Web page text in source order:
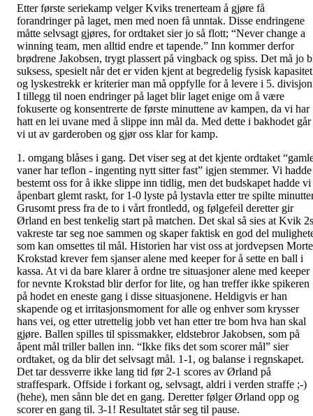
Etter første seriekamp velger Kviks trenerteam å gjøre få
forandringer på laget, men med noen få unntak. Disse endringene
måtte selvsagt gjøres, for ordtaket sier jo så flott; “Never change a
winning team, men alltid endre et tapende.” Inn kommer derfor
brødrene Jakobsen, trygt plassert på vingback og spiss. Det må jo
suksess, spesielt når det er viden kjent at begredelig fysisk kapasitet
og lyskestrekk er kriterier man må oppfylle for å levere i 5.
I tillegg til noen endringer på laget blir laget enige om å være
fokuserte og konsentrerte de første minuttene av kampen, da vi har
hatt en lei uvane med å slippe inn mål da. Med dette i bakhodet går
vi ut av garderoben og gjør oss klar for kamp.
1. omgang blåses i gang. Det viser seg at det kjente ordtaket
vaner har teflon - ingenting nytt sitter fast” igjen stemmer. Vi hadde
bestemt oss for å ikke slippe inn tidlig, men det budskapet hadde vi
åpenbart glemt raskt, for 1-0 lyste på lystavla etter tre spilte
Grusomt press fra de to i vårt frontledd, og følgefeil deretter gir
Ørland en best tenkelig start på matchen. Det skal så sies at Kvik 2s
vakreste tar seg noe sammen og skaper faktisk en god del
som kan omsettes til mål. Historien har vist oss at jordvepsen
Krokstad krever fem sjanser alene med keeper for å sette en ball i
kassa. At vi da bare klarer å ordne tre situasjoner alene med keeper
for nevnte Krokstad blir derfor for lite, og han treffer ikke spikeren
på hodet en eneste gang i disse situasjonene. Heldigvis er han
skapende og et irritasjonsmoment for alle og enhver som krysser
hans vei, og etter utrettelig jobb vet han etter tre bom hva han skal
gjøre. Ballen spilles til spissmakker, eldstebror Jakobsen, som på
åpent mål triller ballen inn. “Ikke fiks det som scorer mål” sier
ordtaket, og da blir det selvsagt mål. 1-1, og balanse i regnskapet.
Det tar dessverre ikke lang tid før 2-1 scores av Ørland på
straffespark. Offside i forkant og, selvsagt, aldri i verden straffe ;-)
(hehe), men sånn ble det en gang. Deretter følger Ørland opp og
scorer en gang til. 3-1! Resultatet står seg til pause.